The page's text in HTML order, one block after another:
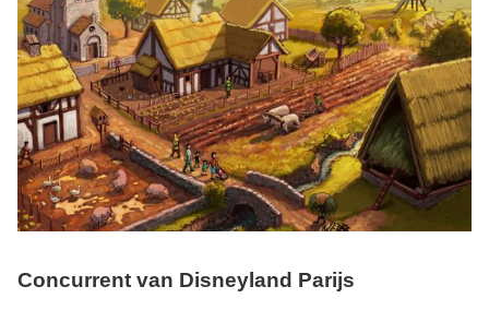
Concurrent van Disneyland Parijs